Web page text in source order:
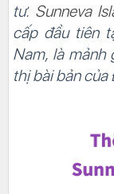
tư. Sunneva
cấp đầu tiên
Nam, là mảnh
thị bài bản của